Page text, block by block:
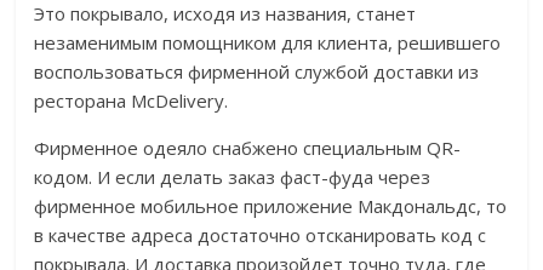
Это покрывало, исходя из названия, станет
незаменимым помощником для клиента, решившего
воспользоваться фирменной службой доставки из
ресторана McDelivery.
Фирменное одеяло снабжено специальным QR-
кодом. И если делать заказ фаст-фуда через
фирменное мобильное приложение Макдональдс, то
в качестве адреса достаточно отсканировать код с
покрывала. И доставка произойдет точно туда, где